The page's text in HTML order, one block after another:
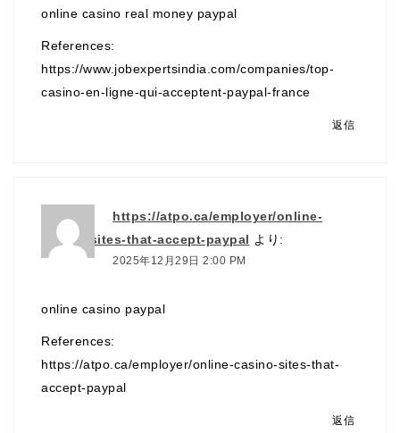
online casino real money paypal
References:
https://www.jobexpertsindia.com/companies/top-
casino-en-ligne-qui-acceptent-paypal-france
返信
https://atpo.ca/employer/online-
casino-sites-that-accept-paypal より:
2025年12月29日 2:00 PM
online casino paypal
References:
https://atpo.ca/employer/online-casino-sites-that-
accept-paypal
返信